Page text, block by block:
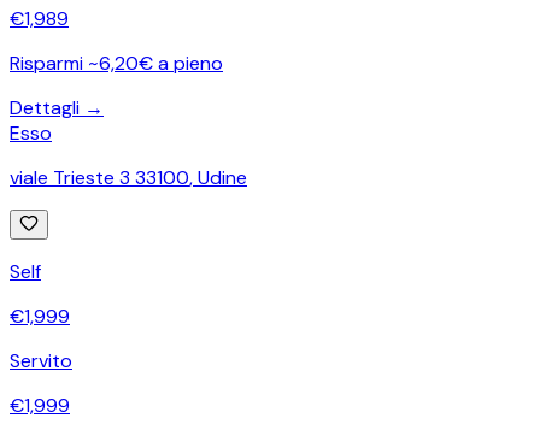
€1,989
Risparmi ~6,20€ a pieno
Dettagli →
Esso
viale Trieste 3 33100,Udine
Self
€1,999
Servito
€1,999